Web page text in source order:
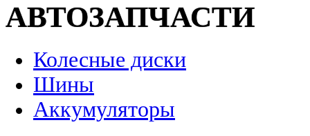
АВТОЗАПЧАСТИ
Колесные диски
Шины
Аккумуляторы